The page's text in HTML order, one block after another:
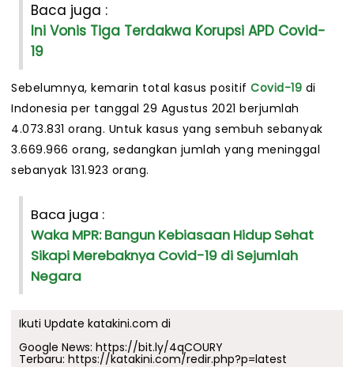
Baca juga :
Ini Vonis Tiga Terdakwa Korupsi APD Covid-
19
Sebelumnya, kemarin total kasus positif Covid-19 di
Indonesia per tanggal 29 Agustus 2021 berjumlah
4.073.831 orang. Untuk kasus yang sembuh sebanyak
3.669.966 orang, sedangkan jumlah yang meninggal
sebanyak 131.923 orang.
Baca juga :
Waka MPR: Bangun Kebiasaan Hidup Sehat
Sikapi Merebaknya Covid-19 di Sejumlah
Negara
Ikuti Update katakini.com di
Google News: https://bit.ly/4qCOURY
Terbaru: https://katakini.com/redir.php?p=latest